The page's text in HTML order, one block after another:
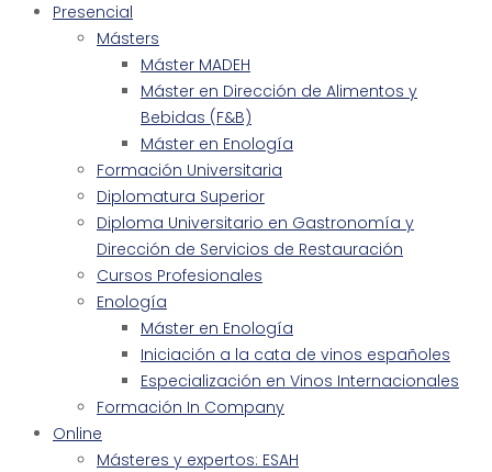
Presencial
Másters
Máster MADEH
Máster en Dirección de Alimentos y
Bebidas (F&B)
Máster en Enología
Formación Universitaria
Diplomatura Superior
Diploma Universitario en Gastronomía y
Dirección de Servicios de Restauración
Cursos Profesionales
Enología
Máster en Enología
Iniciación a la cata de vinos españoles
Especialización en Vinos Internacionales
Formación In Company
Online
Másteres y expertos: ESAH